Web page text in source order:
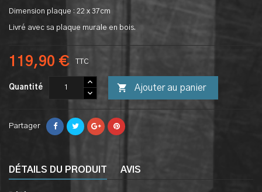
Dimension plaque : 22 x 37cm
Livré avec sa plaque murale en bois.
119,90 € TTC
Quantité  Ajouter au panier
Partager
DÉTAILS DU PRODUIT AVIS